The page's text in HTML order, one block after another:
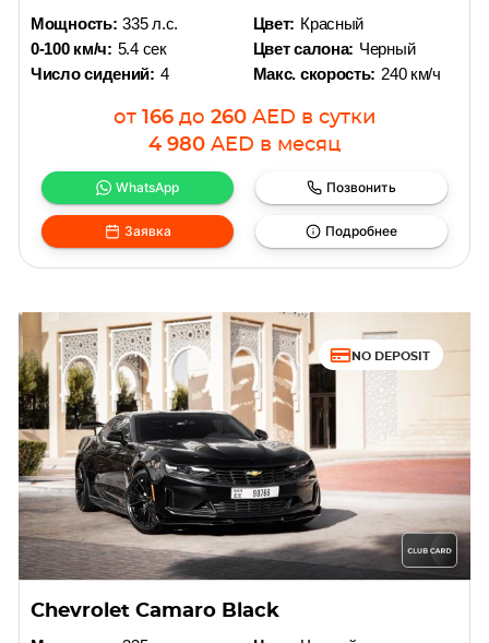
Мощность: 335 л.с.
0-100 км/ч: 5.4 сек
Число сидений: 4
Цвет: Красный
Цвет салона: Черный
Макс. скорость: 240 км/ч
от 166 до 260 AED в сутки
4 980 AED в месяц
WhatsApp Позвонить
Заявка Подробнее
NO DEPOSIT
Chevrolet Camaro Black